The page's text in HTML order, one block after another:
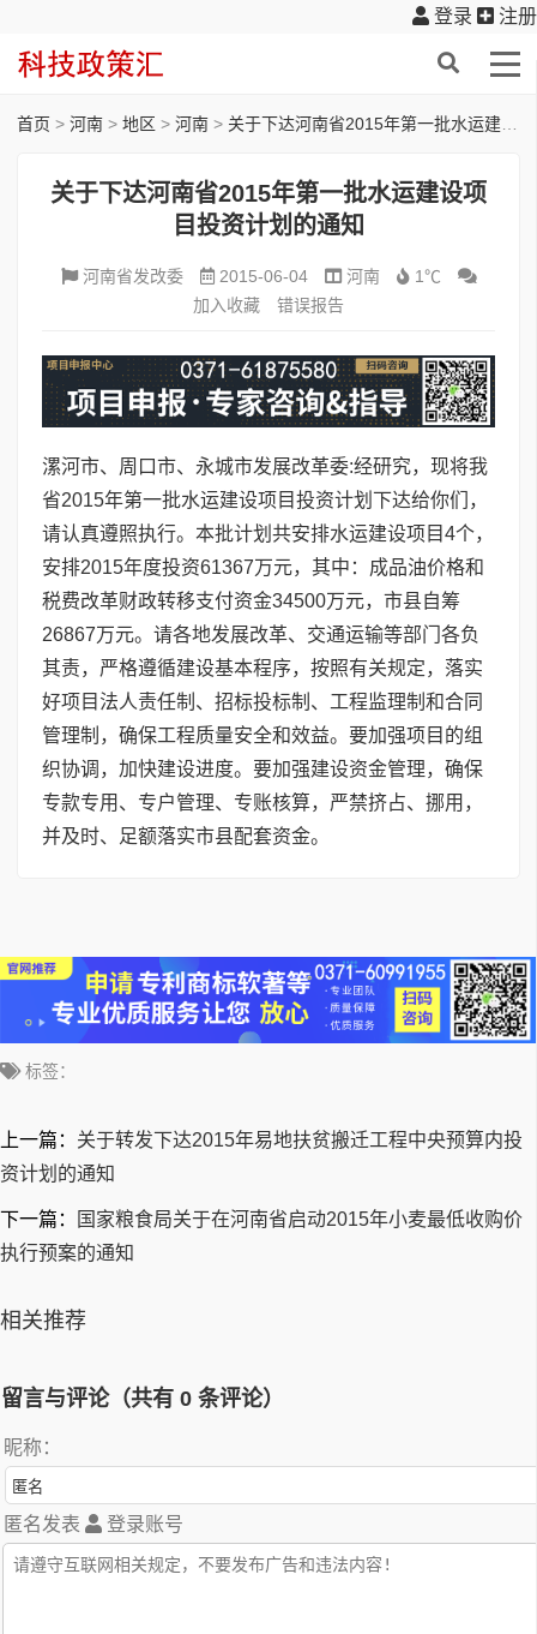
登录 注册
首页 > 河南 > 地区 > 河南 > 关于下达河南省2015年第一批水运建设项目投资计划的通知
关于下达河南省2015年第一批水运建设项
目投资计划的通知
河南省发改委 2015-06-04 河南
1℃
加入收藏
错误报告
漯河市、周口市、永城市发展改革委:经研究，现将我
省2015年第一批水运建设项目投资计划下达给你们，
请认真遵照执行。本批计划共安排水运建设项目4个，
安排2015年度投资61367万元，其中：成品油价格和
税费改革财政转移支付资金34500万元，市县自筹
26867万元。请各地发展改革、交通运输等部门各负
其责，严格遵循建设基本程序，按照有关规定，落实
好项目法人责任制、招标投标制、工程监理制和合同
管理制，确保工程质量安全和效益。要加强项目的组
织协调，加快建设进度。要加强建设资金管理，确保
专款专用、专户管理、专账核算，严禁挤占、挪用，
并及时、足额落实市县配套资金。
标签：
上一篇： 关于转发下达2015年易地扶贫搬迁工程中央预算内投
资计划的通知
下一篇：
国家粮食局关于在河南省启动2015年小麦最低收购价
执行预案的通知
相关推荐
留言与评论（共有 0 条评论）
昵称：
匿名发表 登录账号